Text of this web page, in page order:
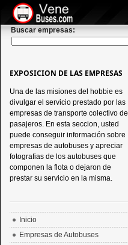
Buscar empresas:
EXPOSICION DE LAS EMPRESAS
Una de las misiones del hobbie es
divulgar el servicio prestado por las
empresas de transporte colectivo de
pasajeros. En esta seccion, usted
puede conseguir información sobre
empresas de autobuses y apreciar
fotografias de los autobuses que
componen la flota o dejaron de
prestar su servicio en la misma.
Inicio
Empresas de Autobuses